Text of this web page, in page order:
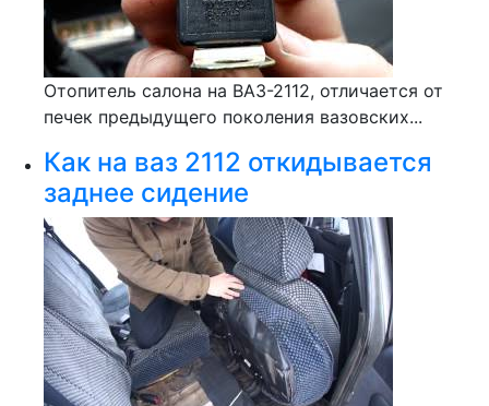
Отопитель салона на ВАЗ-2112, отличается от
печек предыдущего поколения вазовских...
Как на ваз 2112 откидывается
заднее сидение